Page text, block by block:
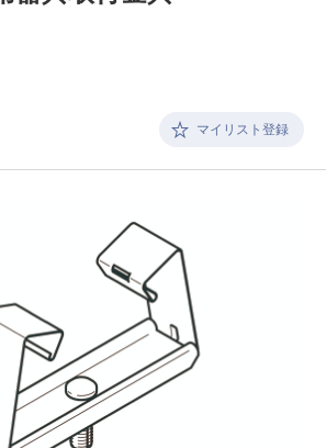
マイリスト登録